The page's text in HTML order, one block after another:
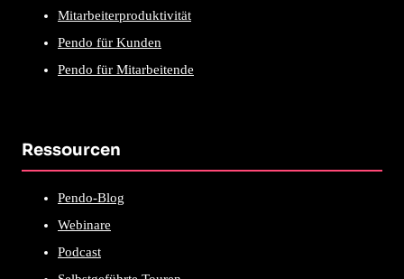
Mitarbeiterproduktivität
Pendo für Kunden
Pendo für Mitarbeitende
Ressourcen
Pendo-Blog
Webinare
Podcast